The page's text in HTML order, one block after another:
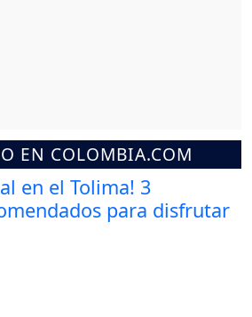
EN COLOMBIA.COM